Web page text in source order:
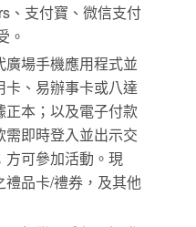
、支付寶、微信支付
。
場手機應用程式並
、易辦事卡或八達
本；以及電子付款
即時登入並出示交
方可參加活動。現
品卡/禮券，及其他